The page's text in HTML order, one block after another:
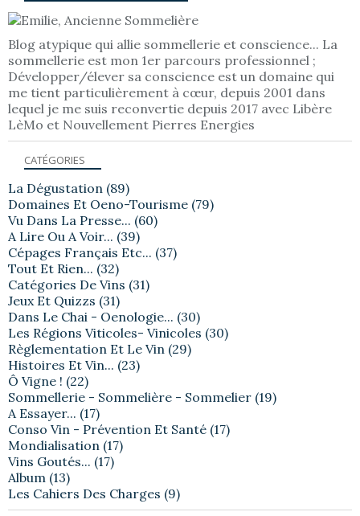
Blog atypique qui allie sommellerie et conscience... La
sommellerie est mon 1er parcours professionnel ;
Développer/élever sa conscience est un domaine qui
me tient particulièrement à cœur, depuis 2001 dans
lequel je me suis reconvertie depuis 2017 avec Libère
LèMo et Nouvellement Pierres Energies
CATÉGORIES
La Dégustation (89)
Domaines Et Oeno-Tourisme (79)
Vu Dans La Presse... (60)
A Lire Ou A Voir... (39)
Cépages Français Etc... (37)
Tout Et Rien... (32)
Catégories De Vins (31)
Jeux Et Quizzs (31)
Dans Le Chai - Oenologie... (30)
Les Régions Viticoles- Vinicoles (30)
Règlementation Et Le Vin (29)
Histoires Et Vin... (23)
Ô Vigne ! (22)
Sommellerie - Sommelière - Sommelier (19)
A Essayer... (17)
Conso Vin - Prévention Et Santé (17)
Mondialisation (17)
Vins Goutés... (17)
Album (13)
Les Cahiers Des Charges (9)